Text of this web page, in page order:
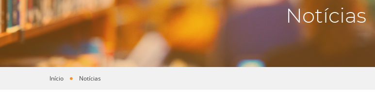
Notícias
Você está aqui
Início Notícias